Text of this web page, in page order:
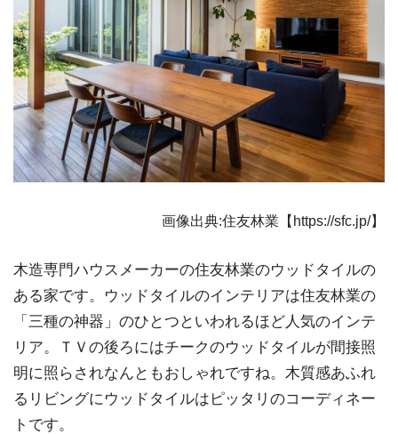
画像出典:住友林業【https://sfc.jp/】
木造専門ハウスメーカーの住友林業のウッドタイルの
ある家です。ウッドタイルのインテリアは住友林業の
「三種の神器」のひとつといわれるほど人気のインテ
リア。ＴＶの後ろにはチークのウッドタイルが間接照
明に照らされなんともおしゃれですね。木質感あふれ
るリビングにウッドタイルはピッタリのコーディネー
トです。